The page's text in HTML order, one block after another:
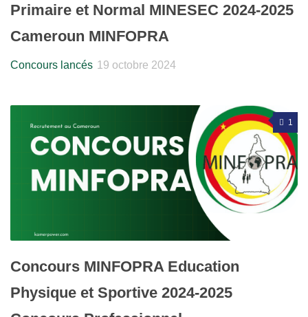
Primaire et Normal MINESEC 2024-2025
Cameroun MINFOPRA
Concours lancés 19 octobre 2024
1
Concours MINFOPRA Education
Physique et Sportive 2024-2025